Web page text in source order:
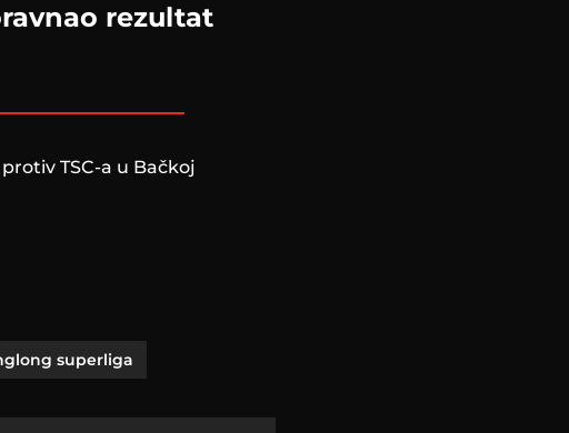
rezultat
TSC-a u Bačkoj
superliga